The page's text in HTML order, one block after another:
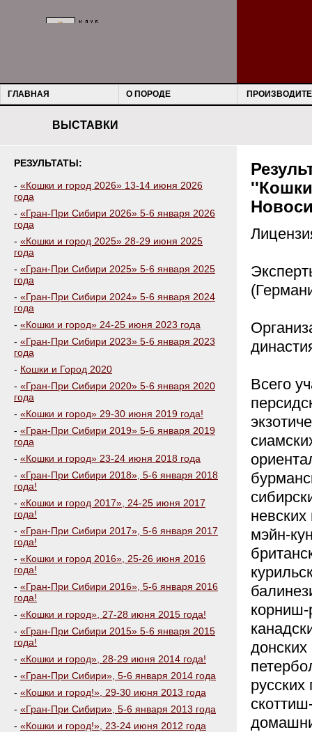
ГЛАВНАЯ О ПОРОДЕ
ВЫСТАВКИ
РЕЗУЛЬТАТЫ:
- «Кошки и город 2026» 13-14 июня 2026
года
- «Гран-При Сибири 2026» 5-6 января 2026
года
- «Кошки и город 2025» 28-29 июня 2025
года
- «Гран-При Сибири 2025» 5-6 января 2025
года
- «Гран-При Сибири 2024» 5-6 января 2024
года
- «Кошки и город» 24-25 июня 2023 года
- «Гран-При Сибири 2023» 5-6 января 2023
года
- Кошки и Город 2020
- «Гран-При Сибири 2020» 5-6 января 2020
года
- «Кошки и город» 29-30 июня 2019 года!
- «Гран-При Сибири 2019» 5-6 января 2019
года
- «Кошки и город» 23-24 июня 2018 года
- «Гран-При Сибири 2018», 5-6 января 2018
года!
- «Кошки и город 2017», 24-25 июня 2017
года!
- «Гран-При Сибири 2017», 5-6 января 2017
года!
- «Кошки и город 2016», 25-26 июня 2016
года!
- «Гран-При Сибири 2016», 5-6 января 2016
года!
- «Кошки и город», 27-28 июня 2015 года!
- «Гран-При Сибири 2015» 5-6 января 2015
года!
- «Кошки и город», 28-29 июня 2014 года!
- «Гран-При Сибири», 5-6 января 2014 года
- «Кошки и город!», 29-30 июня 2013 года
- «Гран-При Сибири», 5-6 января 2013 года
- «Кошки и город!», 23-24 июня 2012 года
Всего
мэйн-
корниш-